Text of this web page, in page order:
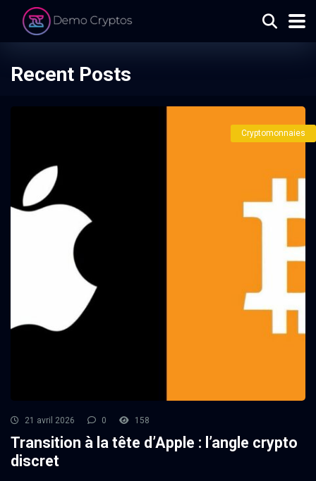
Recent Posts
Cryptomonnaies
21 avril 2026 0 158
Transition à la tête d’Apple : l’angle crypto
discret